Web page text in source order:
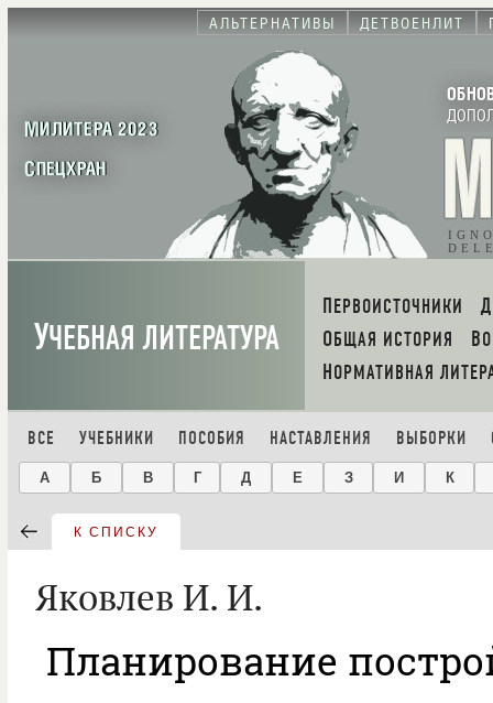
АЛЬТЕРНАТИВЫ ДЕТВОЕНЛИТ
МИЛИТЕРА 2023
СПЕЦХРАН
УЧЕБНАЯ ЛИТЕРАТУРА
ПЕРВОИСТОЧНИКИ
ОБЩАЯ ИСТОРИЯ
НОРМАТИВНАЯ
ВСЕ УЧЕБНИКИ ПОСОБИЯ НАСТАВЛЕНИЯ ВЫБОРКИ
А Б В Г Д Е З И К
К СПИСКУ
Яковлев И. И.
Планирование